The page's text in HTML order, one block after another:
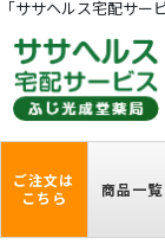
「ササヘルス宅配サー
ご注文は
こちら
商品一覧